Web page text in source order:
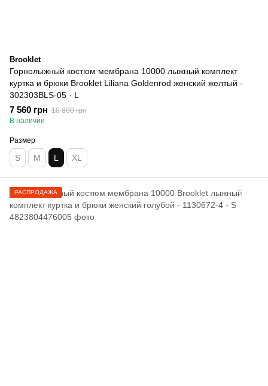
Brooklet
Горнолыжный костюм мембрана 10000 лыжный комплект
куртка и брюки Brooklet Liliana Goldenrod женский желтый -
302303BLS-05 - L
7 560 грн 10 800 грн
В наличии
Размер
S M L XL
РАСПРОДАЖА